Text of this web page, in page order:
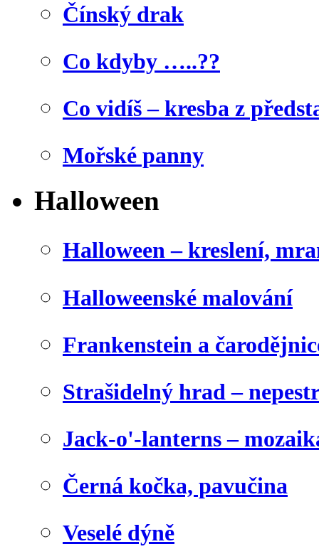
Čínský drak
Co kdyby …..??
Co vidíš – kresba z
Mořské panny
Halloween
Halloween – kreslení,
Halloweenské malování
Frankenstein a
Strašidelný hrad –
Jack-o'-lanterns –
Černá kočka, pavučina
Veselé dýně